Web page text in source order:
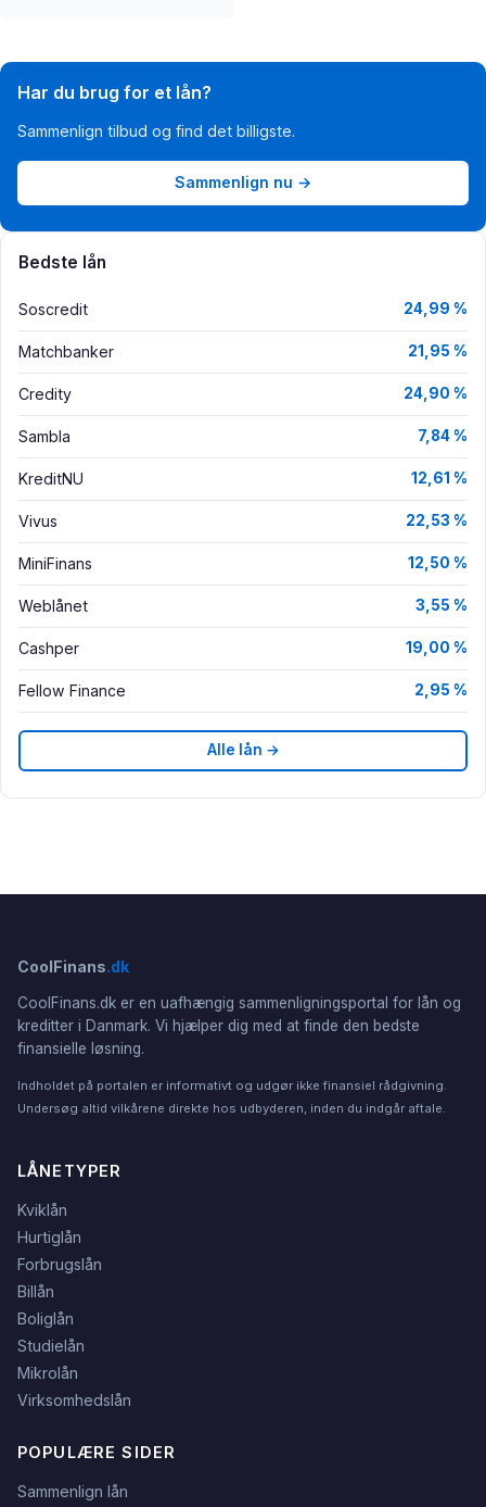
Har du brug for et lån?
Sammenlign tilbud og find det billigste.
Sammenlign nu →
Bedste lån
Soscredit 24,99 %
Matchbanker 21,95 %
Credity 24,90 %
Sambla 7,84 %
KreditNU 12,61 %
Vivus 22,53 %
MiniFinans 12,50 %
Weblånet 3,55 %
Cashper 19,00 %
Fellow Finance 2,95 %
Alle lån →
CoolFinans.dk
CoolFinans.dk er en uafhængig sammenligningsportal for lån og
kreditter i Danmark. Vi hjælper dig med at finde den bedste
finansielle løsning.
Indholdet på portalen er informativt og udgør ikke finansiel rådgivning.
Undersøg altid vilkårene direkte hos udbyderen, inden du indgår aftale.
LÅNETYPER
Kviklån
Hurtiglån
Forbrugslån
Billån
Boliglån
Studielån
Mikrolån
Virksomhedslån
POPULÆRE SIDER
Sammenlign lån